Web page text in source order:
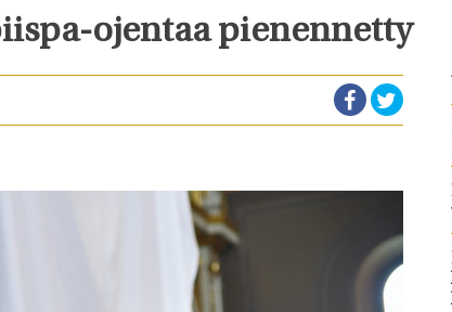
ojentaa pienennetty